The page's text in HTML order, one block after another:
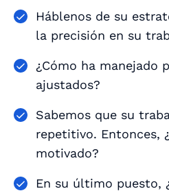
Háblenos de su
la precisión en su
¿Cómo ha manejado
ajustados?
Sabemos que su
repetitivo. Entonces,
motivado?
En su último puesto,